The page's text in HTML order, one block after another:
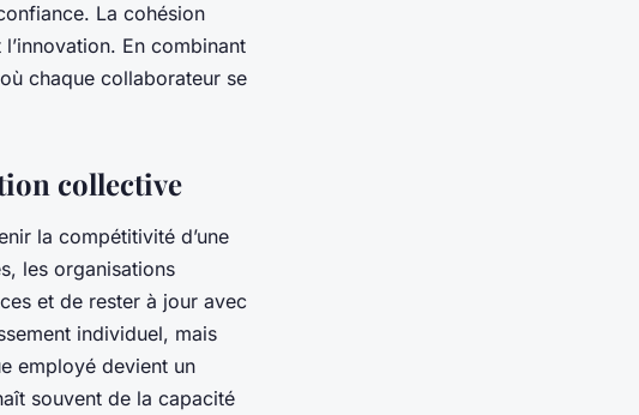
La cohésion
En combinant
chaque collaborateur se
collective
la compétitivité d’une
les organisations
et de rester à jour avec
individuel, mais
employé devient un
souvent de la capacité